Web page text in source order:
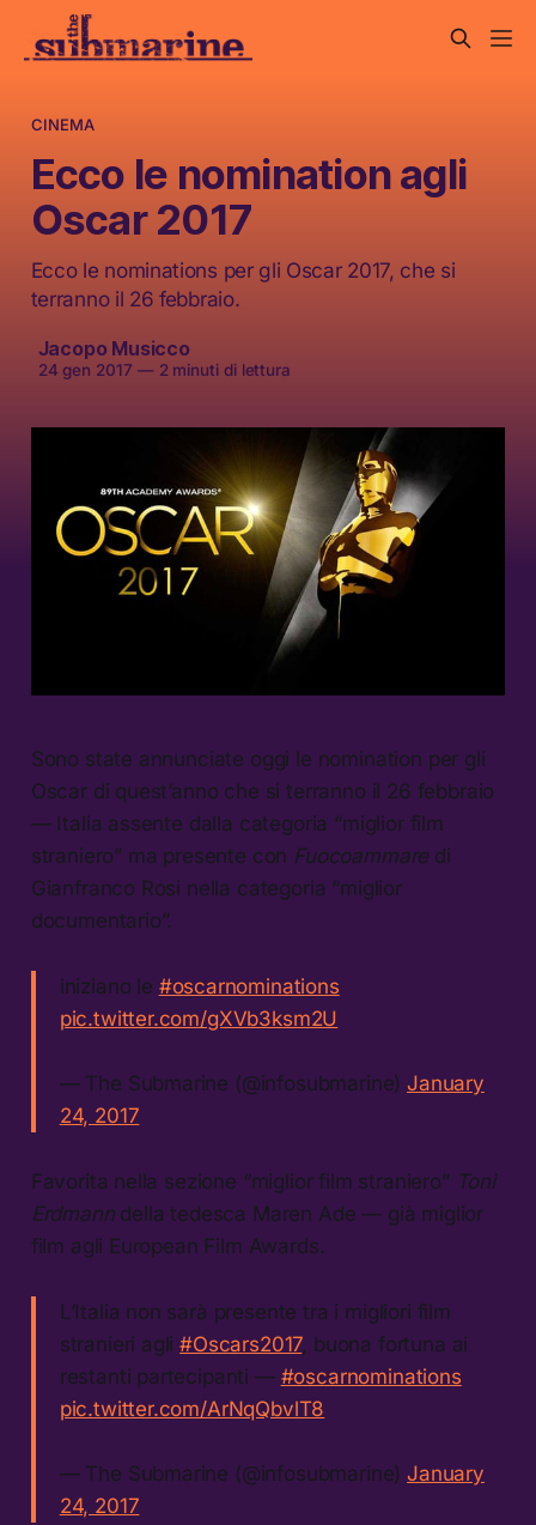
CINEMA
Ecco le nomination agli
Oscar 2017
Ecco le nominations per gli Oscar 2017, che si
terranno il 26 febbraio.
Jacopo Musicco
24 gen 2017 —2 minuti di lettura
Sono state annunciate oggi le nomination per gli
Oscar di quest’anno che si terranno il 26 febbraio
— Italia assente dalla categoria “miglior film
straniero” ma presente con Fuocoammare di
Gianfranco Rosi nella categoria “miglior
documentario”.
iniziano le #oscarnominations
pic.twitter.com/gXVb3ksm2U
— The Submarine (@infosubmarine)January
24, 2017
Favorita nella sezione “miglior film straniero” Toni
Erdmann della tedesca Maren Ade — già miglior
film agli European Film Awards.
L’Italia non sarà presente tra i migliori film
stranieri agli#Oscars2017, buona fortuna ai
restanti partecipanti — #oscarnominations
pic.twitter.com/ArNqQbvlT8
— The Submarine (@infosubmarine)January
24, 2017